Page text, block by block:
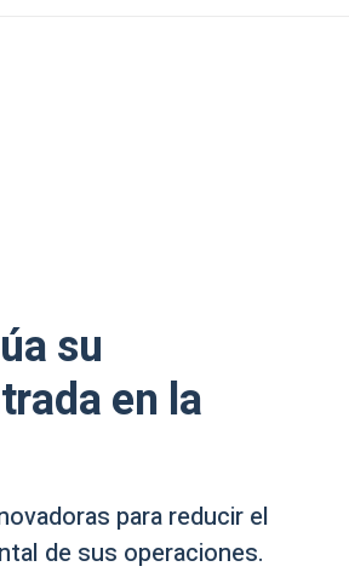
su
en la
para reducir el
de sus operaciones.